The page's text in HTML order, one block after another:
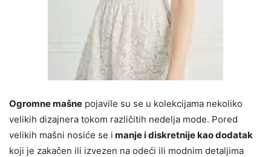
Ogromne mašne pojavile su se u kolekcijama nekoliko
velikih dizajnera tokom različitih nedelja mode. Pored
velikih mašni nosiće se i manje i diskretnije kao dodatak
koji je zakačen ili izvezen na odeći ili modnim detaljima